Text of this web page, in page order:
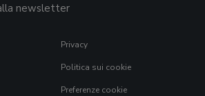
newsletter
Privacy
Politica sui cookie
Preferenze cookie